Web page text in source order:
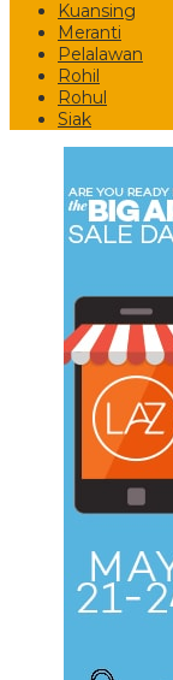
Kuansing
Meranti
Pelalawan
Rohil
Rohul
Siak